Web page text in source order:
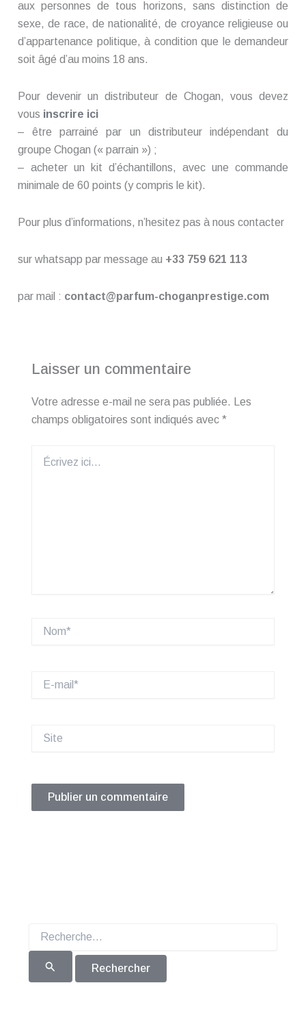
aux personnes de tous horizons, sans distinction de
sexe, de race, de nationalité, de croyance religieuse ou
d’appartenance politique, à condition que le demandeur
soit âgé d’au moins 18 ans.
Pour devenir un distributeur de Chogan, vous devez
vous inscrire ici
– être parrainé par un distributeur indépendant du
groupe Chogan (« parrain ») ;
– acheter un kit d’échantillons, avec une commande
minimale de 60 points (y compris le kit).
Pour plus d’informations, n’hesitez pas à nous contacter
sur whatsapp par message au +33 759 621 113
par mail : contact@parfum-choganprestige.com
Laisser un commentaire
Votre adresse e-mail ne sera pas publiée.
Les
champs obligatoires sont indiqués avec *
ici…
mail*